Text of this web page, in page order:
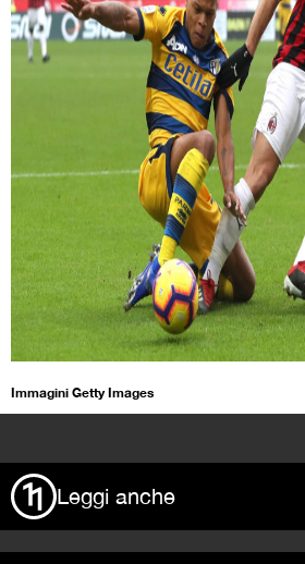
Immagini Getty Images
Leggi anche